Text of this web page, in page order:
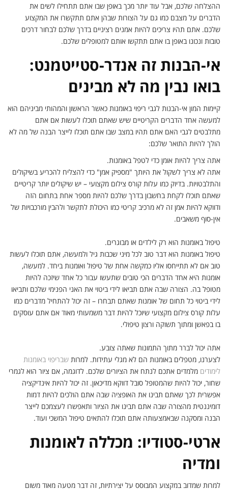
ההצלחה שלכם, אבל עוד יותר מכך באופן שבו אתם תתחילו לשים את
הדברים על מצבם כמו גם על הצורות שבהן אתם תתקשרו את המקצוע
שלכם. אתם תהיו צריכים להיות אמנים רציניים בדרך שלכם לבחור דרכים
טובות ונכונו באופן בו אתם תתקשו אותם למטופלים שלכם.
אי-הבנות זה אנדר-סטייטמנט:
בואו נבין מה לא מבינים
קיימות המון אי-הבנות לגבי ריפוי באומנות כאשר הראשון והמהותי מביניהם הוא
למעשה אחד הדברים הקריטיים שיש שאתם תוכלו לעשות אם אתם
מתלבטים לגבי האם אתם תהיו במצב שבו אתם תוכלו לייצר הבנה של מה לא
הולך להיות התואר שלכם:
אתה צריך להיות אומן כדי לטפל באומנות.
אתה לא צריך לשקול את היותך "מספיק אמן" כדי להצליח להכריע בשיקולים
והתלבטויות. בדיוק כמו עלות קורס צילום מקצועי – יש שיקולים יותר קריטיים
שאתם תוכלו לקחת בחשבון בדרך שלכם להיות מספר אחת בתחום הזה
ודווקא להיות אמן זה לא מרכיב קריטי כמו היכולת לתקשר ולהבין מורכבויות של
אין-סוף משאבים.
טיפול באומנות הוא רק לילדים או מבוגרים.
טיפול באומנות הוא דבר טוב לכל מיני שכבות גיל ולמעשה, אתם תוכלו לעשות
טוב אם לא תתייחסו אליו כמקשה אחת של טיפול ואומנות ביחד. למעשה,
אומנות היא אחד הדברים הכי טובים שתעשו עבור כל אחד שיזכה להיות
מטופל בה. הצורה שבה אתם תביאו לידי ביטוי את האני הפנימי שלכם ותביאו
לידי ביטוי כל תחום של אומנות שאתם תבחרו – זה יכול להתחיל מדברים כמו
עלות קורס צילום מקצועי שיוכל להיות דבר משמעותי מאוד אם אתם עוסקים
בו בפאשן ומתוך תשוקה ורצון טיפולי.
אתה יכול לברר מתוך התמונות שאתה צובע.
לצערנו, מטפלים באומנות הם לא מגלי עתידות. למרות שבריפוי באומנות
לימודים מלמדים אתכם לנתח את הציורים שלכם. לדוגמה, אם ציור הוא לגמרי
שחור, יכול להיות שהמטופל סובל דווקא מדיכאון. זה יכול להיות אינדיקציה
אפשרית לכך שאתם תבינו את האופציה שבה אתם הולכים להיות דמות
דומיננטית מהצורה שבה אתם תבינו את הציור ותאפשרו לעצמכם לייצר
הבנה ומסקנה שבאמצעותה אתם תוכלו להתאים טיפול המשכי ועוד.
ארטי-סטודיו: מכללה לאומנות
ומדיה
למרות שמדוב במקצוע המבוסס על יצירתיות, זה דבר מטעה מאוד משום